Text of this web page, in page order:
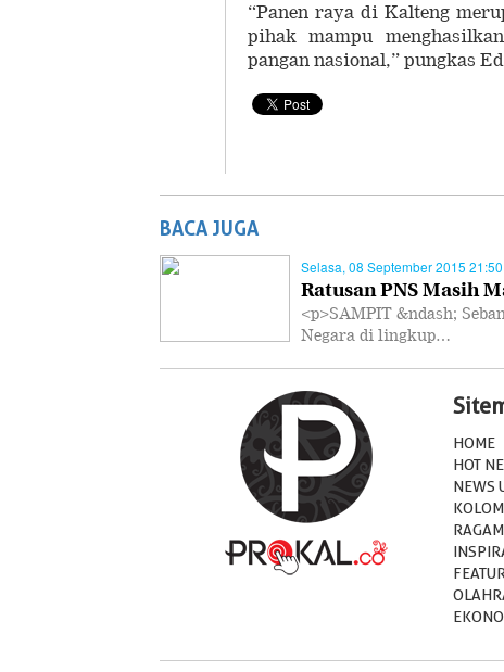
“Panen raya di Kalteng
pihak mampu
pangan nasional,” pungkas
BACA JUGA
Selasa, 08 September 2015 21:50
Ratusan PNS Masih
<p>SAMPIT &ndash;
Negara di lingkup…
HOME
HOT
NEWS
KOLOM